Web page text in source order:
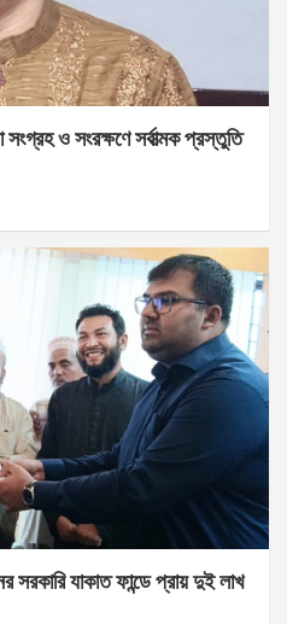
ও সংরক্ষণে সর্বাত্মক প্রস্তুতি
সরকারি যাকাত ফান্ডে প্রায় দুই লাখ